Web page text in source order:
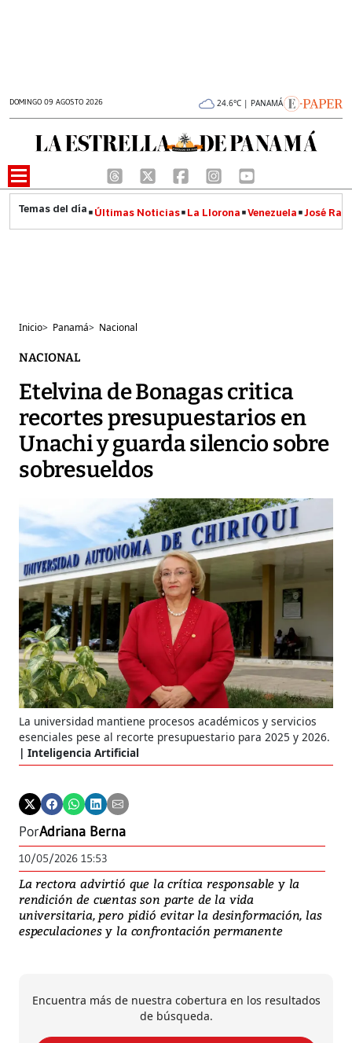
DOMINGO 09 AGOSTO 2026 24.6°C | PANAMÁ
Últimas Noticias La Llorona Venezuela José
Inicio> Panamá> Nacional
NACIONAL
Etelvina de Bonagas critica
recortes presupuestarios en
Unachi y guarda silencio sobre
sobresueldos
La universidad mantiene procesos académicos y servicios
esenciales pese al recorte presupuestario para 2025 y 2026.
Inteligencia Artificial
PorAdriana Berna
10/05/2026 15:53
La rectora advirtió que la crítica responsable y la
rendición de cuentas son parte de la vida
universitaria, pero pidió evitar la desinformación, las
especulaciones y la confrontación permanente
Encuentra más de nuestra cobertura en los resultados
de búsqueda.